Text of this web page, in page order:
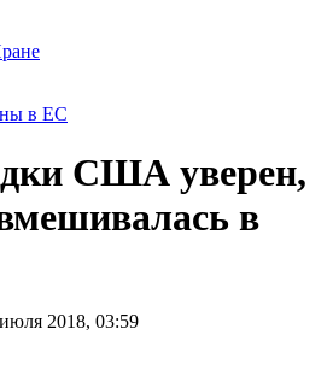
в ЕС
США уверен,
в
2018, 03:59